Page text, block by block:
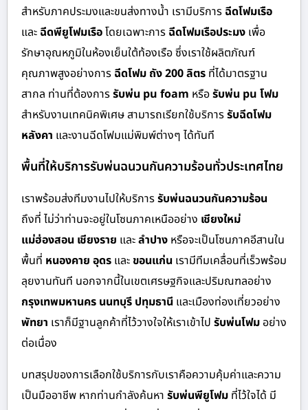
สำหรับภาคประมงและขนส่งทางน้ำ เรามีบริการ ฉีดโฟมเรือ
และ ฉีดพียูโฟมเรือโดยเฉพาะการ ฉีดโฟมเรือประมง เพื่อ
รักษาอุณหภูมิในห้องเย็นใต้ท้องเรือ ซึ่งเราใช้ผลิตภัณฑ์
คุณภาพสูงอย่างการ ฉีดโฟม ถัง 200 ลิตร ที่ได้มาตรฐาน
สากล ท่านที่ต้องการรับพ่น pu foam หรือรับพ่น pu โฟม
สำหรับงานเทคนิคพิเศษ สามารถเรียกใช้บริการรับฉีดโฟม
หลังคา และงานฉีดโฟมแม่พิมพ์ต่างๆ ได้ทันที
พื้นที่ให้บริการรับพ่นฉนวนกันความร้อนทั่วประเทศไทย
เราพร้อมส่งทีมงานไปให้บริการรับพ่นฉนวนกันความร้อน
ถึงที่ ไม่ว่าท่านจะอยู่ในโซนภาคเหนืออย่าง เชียงใหม่
แม่ฮ่องสอน เชียงราย และลำปาง หรือจะเป็นโซนภาคอีสานใน
พื้นที่ หนองคาย อุดร และขอนแก่น เรามีทีมเคลื่อนที่เร็วพร้อม
ลุยงานทันที นอกจากนี้ในเขตเศรษฐกิจและปริมณฑลอย่าง
กรุงเทพมหานคร นนทบุรี ปทุมธานี และเมืองท่องเที่ยวอย่าง
พัทยา เราก็มีฐานลูกค้าที่ไว้วางใจให้เราเข้าไป รับพ่นโฟม อย่าง
ต่อเนื่อง
บทสรุปของการเลือกใช้บริการกับเราคือความคุ้มค่าและความ
เป็นมืออาชีพ หากท่านกำลังค้นหา รับพ่นพียูโฟม ที่ไว้ใจได้ มี